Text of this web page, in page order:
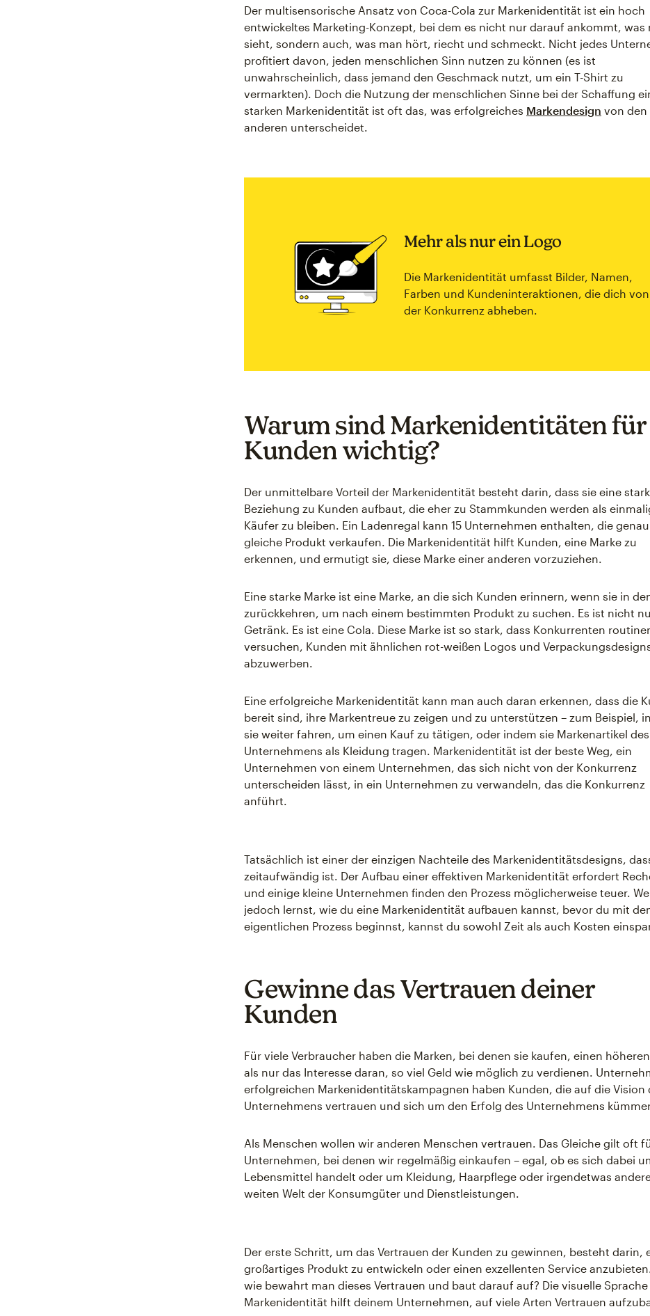
Der multisensorische Ansatz von Coca-Cola zur Markenidentität ist ein hoch
entwickeltes Marketing-Konzept, bei dem es nicht nur darauf ankommt, was
sieht, sondern auch, was man hört, riecht und schmeckt. Nicht jedes
profitiert davon, jeden menschlichen Sinn nutzen zu können (es ist
unwahrscheinlich, dass jemand den Geschmack nutzt, um ein T-Shirt zu
vermarkten). Doch die Nutzung der menschlichen Sinne bei der Schaffung
starken Markenidentität ist oft das, was erfolgreiches Markendesign von den
anderen unterscheidet.
Mehr als nur ein Logo
Die Markenidentität umfasst Bilder, Namen,
Farben und Kundeninteraktionen, die dich von
der Konkurrenz abheben.
Warum sind Markenidentitäten für
Kunden wichtig?
Der unmittelbare Vorteil der Markenidentität besteht darin, dass sie eine
Beziehung zu Kunden aufbaut, die eher zu Stammkunden werden als
Käufer zu bleiben. Ein Ladenregal kann 15 Unternehmen enthalten, die
gleiche Produkt verkaufen. Die Markenidentität hilft Kunden, eine Marke zu
erkennen, und ermutigt sie, diese Marke einer anderen vorzuziehen.
Eine starke Marke ist eine Marke, an die sich Kunden erinnern, wenn sie in
zurückkehren, um nach einem bestimmten Produkt zu suchen. Es ist nicht
Getränk. Es ist eine Cola. Diese Marke ist so stark, dass Konkurrenten
versuchen, Kunden mit ähnlichen rot-weißen Logos und
abzuwerben.
Eine erfolgreiche Markenidentität kann man auch daran erkennen, dass die
bereit sind, ihre Markentreue zu zeigen und zu unterstützen – zum Beispiel,
sie weiter fahren, um einen Kauf zu tätigen, oder indem sie Markenartikel des
Unternehmens als Kleidung tragen. Markenidentität ist der beste Weg, ein
Unternehmen von einem Unternehmen, das sich nicht von der Konkurrenz
unterscheiden lässt, in ein Unternehmen zu verwandeln, das die Konkurrenz
anführt.
Tatsächlich ist einer der einzigen Nachteile des Markenidentitätsdesigns,
zeitaufwändig ist. Der Aufbau einer effektiven Markenidentität erfordert
und einige kleine Unternehmen finden den Prozess möglicherweise teuer.
jedoch lernst, wie du eine Markenidentität aufbauen kannst, bevor du mit
eigentlichen Prozess beginnst, kannst du sowohl Zeit als auch Kosten
Gewinne das Vertrauen deiner
Kunden
Für viele Verbraucher haben die Marken, bei denen sie kaufen, einen
als nur das Interesse daran, so viel Geld wie möglich zu verdienen.
erfolgreichen Markenidentitätskampagnen haben Kunden, die auf die Vision
Unternehmens vertrauen und sich um den Erfolg des Unternehmens
Als Menschen wollen wir anderen Menschen vertrauen. Das Gleiche gilt oft
Unternehmen, bei denen wir regelmäßig einkaufen – egal, ob es sich dabei
Lebensmittel handelt oder um Kleidung, Haarpflege oder irgendetwas
weiten Welt der Konsumgüter und Dienstleistungen.
Der erste Schritt, um das Vertrauen der Kunden zu gewinnen, besteht darin,
großartiges Produkt zu entwickeln oder einen exzellenten Service
wie bewahrt man dieses Vertrauen und baut darauf auf? Die visuelle
Markenidentität hilft deinem Unternehmen, auf viele Arten Vertrauen